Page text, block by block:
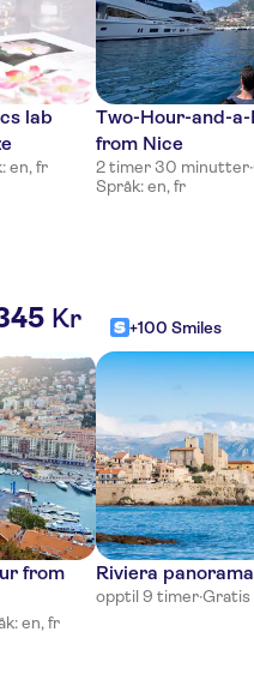
Des Anglais
Mediterranee
lab
en, fr
Kr
Two-Hour-and-
from Nice
2 timer 30 minutter·
Språk: en, fr
+100 Smiles
from
en, fr
Riviera
opptil 9 timer·Gratis